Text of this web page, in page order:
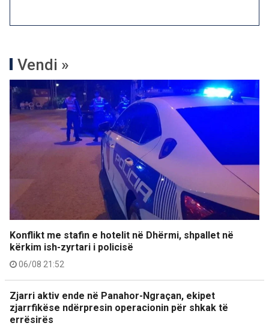
Vendi »
Konflikt me stafin e hotelit në Dhërmi, shpallet në
kërkim ish-zyrtari i policisë
06/08 21:52
Zjarri aktiv ende në Panahor-Ngraçan, ekipet
zjarrfikëse ndërpresin operacionin për shkak të
errësirës